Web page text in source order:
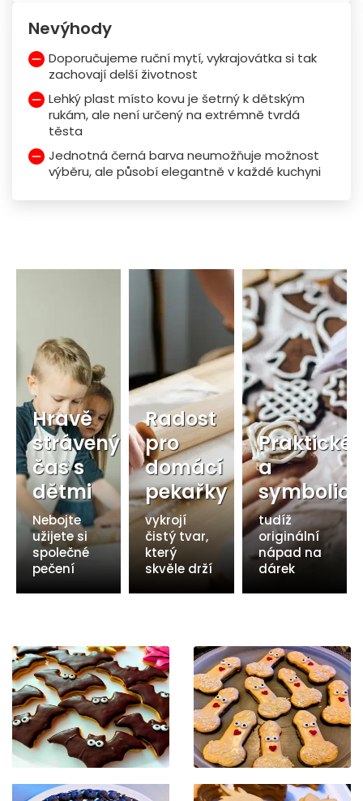
Nevýhody
Doporučujeme ruční mytí, vykrajovátka si tak
zachovají delší životnost
Lehký plast místo kovu je šetrný k dětským
rukám, ale není určený na extrémně tvrdá
těsta
Jednotná černá barva neumožňuje možnost
výběru, ale působí elegantně v každé kuchyni
Hravě
strávený
čas s
dětmi
Nebojte
užijete si
společné
pečení
Radost
pro
domácí
pekařky
vykrojí
čistý tvar,
který
skvěle drží
Praktické
a
tudíž
originální
nápad na
dárek